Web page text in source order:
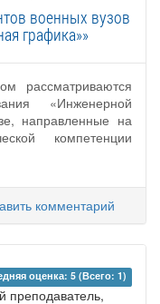
военных вузов
графика»»
рассматриваются
«Инженерной
направленные на
компетенции
комментарий
оценка: 5 (Всего: 1)
преподаватель,